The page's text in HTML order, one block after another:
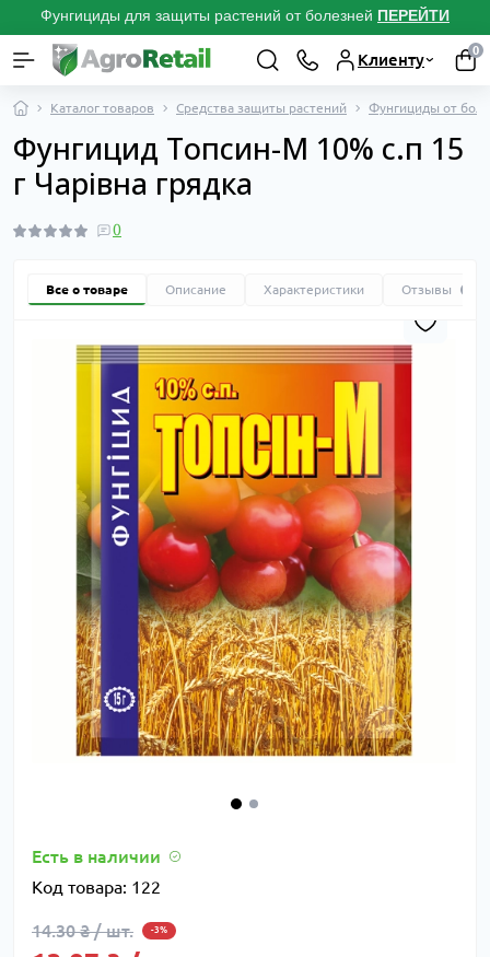
Фунгициды для защиты растений от болезней ПЕРЕЙТИ
Клиенту
0
Каталог товаров Средства защиты растений Фунгициды от
Фунгицид Топсин-М 10% с.п 15
г Чарівна грядка
0
Все о товаре Описание Характеристики Отзывы
Есть в наличии
Код товара: 122
14.30 ₴ / шт. -3%